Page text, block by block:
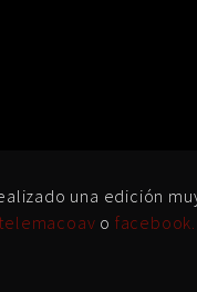
una edición
o